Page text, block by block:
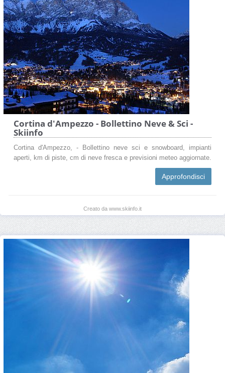
Cortina d'Ampezzo - Bollettino Neve & Sci -
Skiinfo
Cortina d'Ampezzo, - Bollettino neve sci e snowboard, impianti
aperti, km di piste, cm di neve fresca e previsioni meteo aggiornate.
Approfondisci
Creato da www.skiinfo.it